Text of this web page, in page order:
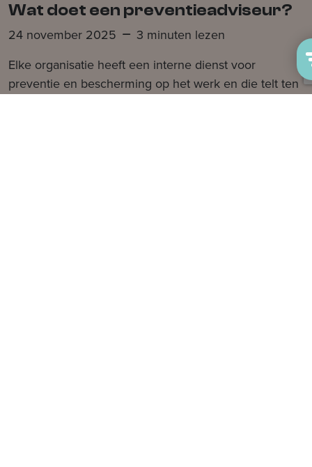
Wat doet een preventieadviseur?
24 november 2025
3 minuten lezen
Elke organisatie heeft een interne dienst voor
preventie en bescherming op het werk en die telt ten